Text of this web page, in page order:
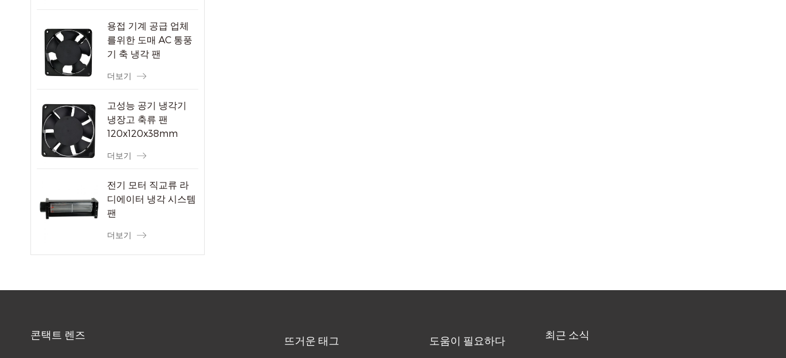
용접 기계 공급 업체
를위한 도매 AC 통풍
기 축 냉각 팬
더보기
고성능 공기 냉각기
냉장고 축류 팬
120x120x38mm
더보기
전기 모터 직교류 라
디에이터 냉각 시스템
팬
더보기
콘택트 렌즈 뜨거운 태그 도움이 필요하다 최근 소식